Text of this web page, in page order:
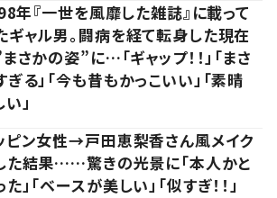
年『一世を風靡した雑誌』に載って
ギャル男。闘病を経て転身した現在
さかの姿”に…「ギャップ！！」「まさ
ぎる」「今も昔もかっこいい」「素晴
」
ピン女性→戸田恵梨香さん風メイク
た結果……驚きの光景に「本人かと
」「ベースが美しい」「似すぎ！！」